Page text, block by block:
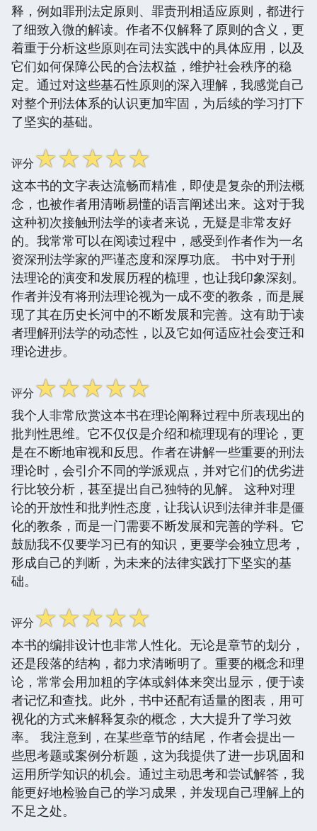
释，例如罪刑法定原则、罪责刑相适应原则，都进行
了细致入微的解读。作者不仅解释了原则的含义，更
着重于分析这些原则在司法实践中的具体应用，以及
它们如何保障公民的合法权益，维护社会秩序的稳
定。通过对这些基石性原则的深入理解，我感觉自己
对整个刑法体系的认识更加牢固，为后续的学习打下
了坚实的基础。
评分☆☆☆☆☆
这本书的文字表达流畅而精准，即使是复杂的刑法概
念，也被作者用清晰易懂的语言阐述出来。这对于我
这种初次接触刑法学的读者来说，无疑是非常友好
的。我常常可以在阅读过程中，感受到作者作为一名
资深刑法学家的严谨态度和深厚功底。 书中对于刑
法理论的演变和发展历程的梳理，也让我印象深刻。
作者并没有将刑法理论视为一成不变的教条，而是展
现了其在历史长河中的不断发展和完善。这有助于读
者理解刑法学的动态性，以及它如何适应社会变迁和
理论进步。
评分☆☆☆☆☆
我个人非常欣赏这本书在理论阐释过程中所表现出的
批判性思维。它不仅仅是介绍和梳理现有的理论，更
是在不断地审视和反思。作者在讲解一些重要的刑法
理论时，会引介不同的学派观点，并对它们的优劣进
行比较分析，甚至提出自己独特的见解。 这种对理
论的开放性和批判性态度，让我认识到法律并非是僵
化的教条，而是一门需要不断发展和完善的学科。它
鼓励我不仅要学习已有的知识，更要学会独立思考，
形成自己的判断，为未来的法律实践打下坚实的基
础。
评分☆☆☆☆☆
本书的编排设计也非常人性化。无论是章节的划分，
还是段落的结构，都力求清晰明了。重要的概念和理
论，常常会用加粗的字体或斜体来突出显示，便于读
者记忆和查找。此外，书中还配有适量的图表，用可
视化的方式来解释复杂的概念，大大提升了学习效
率。 我注意到，在某些章节的结尾，作者会提出一
些思考题或案例分析题，这为我提供了进一步巩固和
运用所学知识的机会。通过主动思考和尝试解答，我
能更好地检验自己的学习成果，并发现自己理解上的
不足之处。